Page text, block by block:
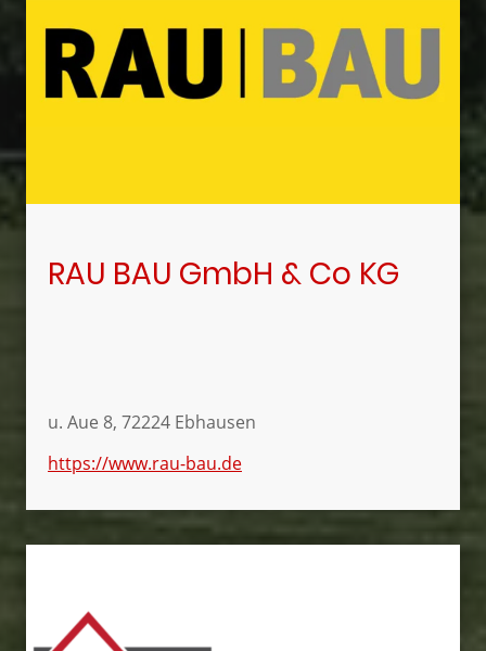
RAU BAU GmbH & Co KG
u. Aue 8, 72224 Ebhausen
https://www.rau-bau.de